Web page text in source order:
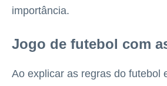
importância.
Jogo de futebol com
Ao explicar as regras do futebol